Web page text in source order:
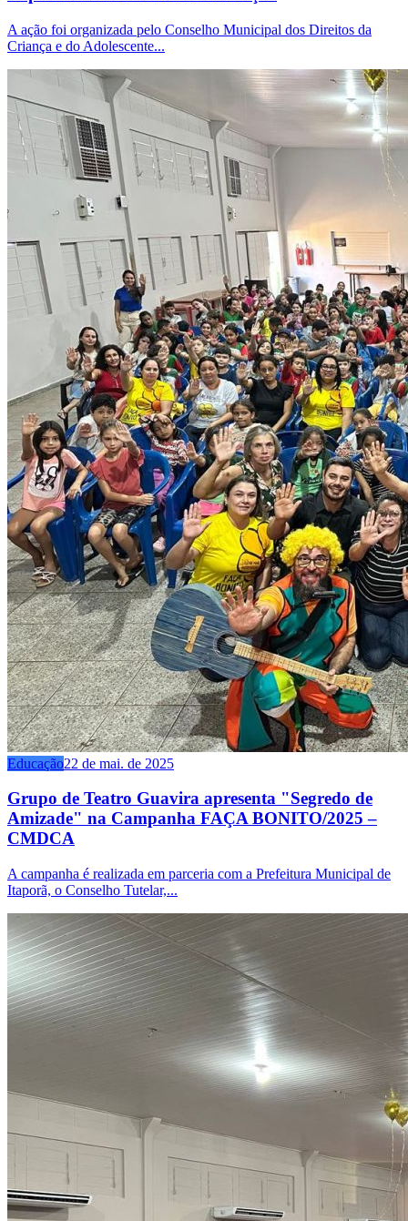
A ação foi organizada pelo Conselho Municipal dos Direitos da
Criança e do Adolescente...
Educação22 de mai. de 2025
Grupo de Teatro Guavira apresenta "Segredo de
Amizade" na Campanha FAÇA BONITO/2025 –
CMDCA
A campanha é realizada em parceria com a Prefeitura Municipal de
Itaporã, o Conselho Tutelar,...